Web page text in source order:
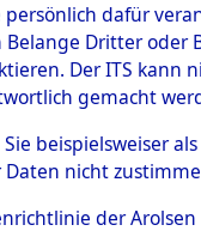
persönlich dafür
Dritter
Der ITS
gemacht
Sie beispielsweiser
nicht
der Arolsen